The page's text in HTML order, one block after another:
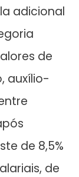
adicional
de
auxílio-
de 8,5%
de